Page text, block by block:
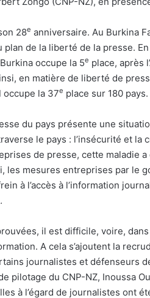
28e anniversaire. Au Burkina
de la liberté de la presse.
occupe la 5e place, après
en matière de liberté de
occupe la 37e place sur 180 pays.
du pays présente une
le pays : l’insécurité et la
de presse, cette maladie
les mesures entreprises par le
à l’accès à l’information
il est difficile, voire,
A cela s’ajoutent la
journalistes et défenseurs
pilotage du CNP-NZ, Inoussa
à l’égard de journalistes ont